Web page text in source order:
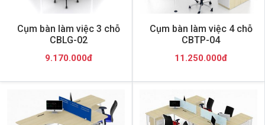
Cụm bàn làm việc 3 chỗ
CBLG-02
9.170.000đ
Cụm bàn làm việc 4 chỗ
CBTP-04
11.250.000đ